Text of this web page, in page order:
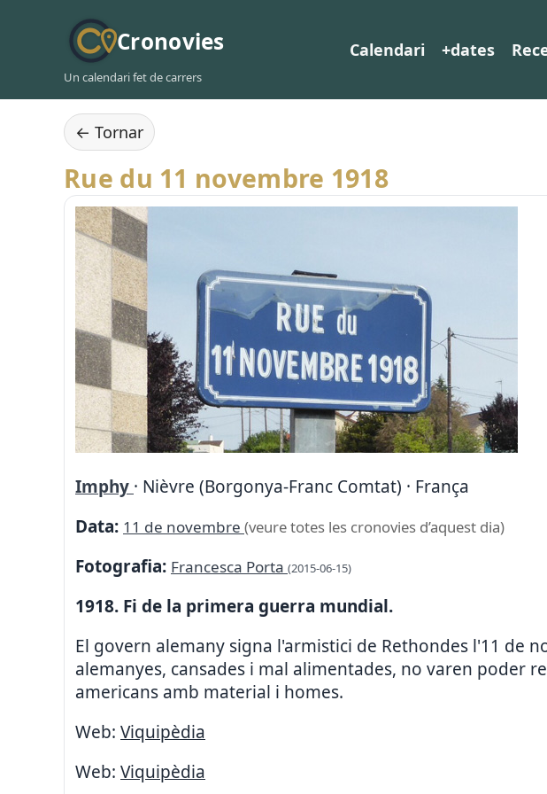
Cronovies
Un calendari fet de carrers
Calendari +dates
← Tornar
Rue du 11 novembre 1918
Imphy · Nièvre (Borgonya-Franc Comtat) · França
Data: 11 de novembre (veure totes les cronovies d’aquest dia)
Fotografia: Francesca Porta (2015-06-15)
1918. Fi de la primera guerra mundial.
El govern alemany signa l'armistici de Rethondes l'11 de
alemanyes, cansades i mal alimentades, no varen poder
americans amb material i homes.
Web: Viquipèdia
Web: Viquipèdia